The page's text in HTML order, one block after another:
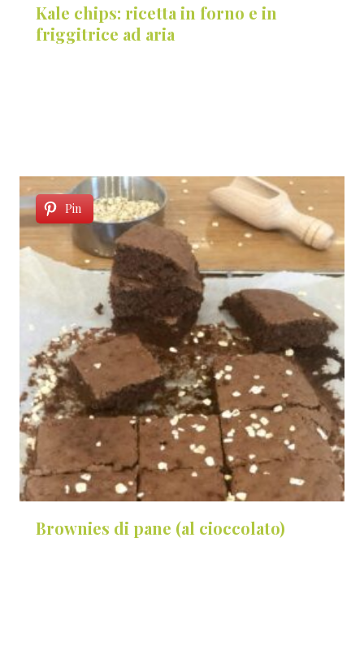
Kale chips: ricetta in forno e in
friggitrice ad aria
Pin
Brownies di pane (al cioccolato)